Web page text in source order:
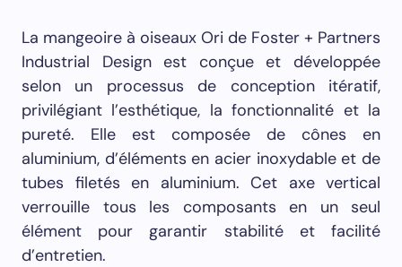
La mangeoire à oiseaux Ori de Foster + Partners
Industrial Design est conçue et développée
selon un processus de conception itératif,
privilégiant l’esthétique, la fonctionnalité et la
pureté. Elle est composée de cônes en
aluminium, d’éléments en acier inoxydable et de
tubes filetés en aluminium. Cet axe vertical
verrouille tous les composants en un seul
élément pour garantir stabilité et facilité
d’entretien.